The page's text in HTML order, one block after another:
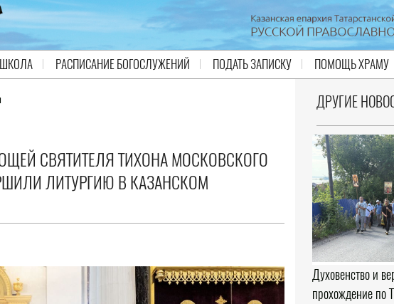
РАСПИСАНИЕ БОГОСЛУЖЕНИЙ ПОДАТЬ ЗАПИСКУ ПОМОЩЬ ХРАМУ
СВЯТИТЕЛЯ ТИХОНА МОСКОВСКОГО
ЛИТУРГИЮ В КАЗАНСКОМ
ДРУГИЕ
Духовенство и
прохождение по